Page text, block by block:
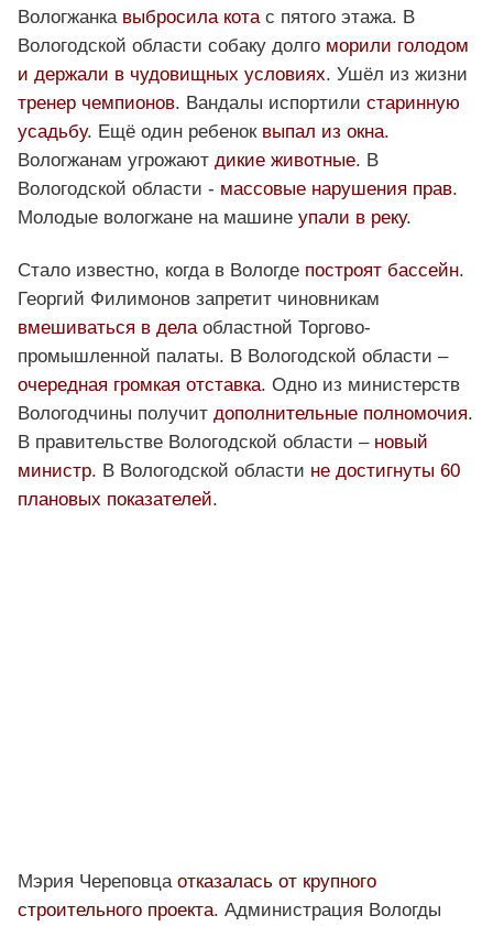
Вологжанка выбросила котас пятого этажа. В
Вологодской области собаку долго морили голодом
и держали в чудовищных условиях. Ушёл из жизни
тренер чемпионов. Вандалы испортили старинную
усадьбу. Ещё один ребенок выпал из окна.
Вологжанам угрожают дикие животные. В
Вологодской области - массовые нарушения прав.
Молодые вологжане на машине упали в реку.
Стало известно, когда в Вологде построят бассейн.
Георгий Филимонов запретит чиновникам
вмешиваться в дела областной Торгово-
промышленной палаты. В Вологодской области –
очередная громкая отставка. Одно из министерств
Вологодчины получит дополнительные полномочия.
В правительстве Вологодской области – новый
министр. В Вологодской области не достигнуты 60
плановых показателей.
Мэрия Череповца отказалась от крупного
строительного проекта. Администрация Вологды